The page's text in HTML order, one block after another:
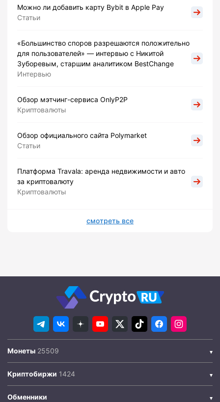
Можно ли добавить карту Bybit в Apple Pay
Статьи
«Большинство споров разрешаются положительно
для пользователей» — интервью с Никитой
Зуборевым, старшим аналитиком BestChange
Интервью
Обзор мэтчинг-сервиса OnlyP2P
Криптовалюты
Обзор официального сайта Polymarket
Статьи
Платформа Travala: аренда недвижимости и авто
за криптовалюту
Криптовалюты
смотреть все
Монеты
Криптобиржи
Обменники